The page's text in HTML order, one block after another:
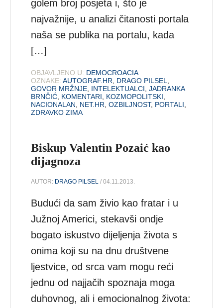
golem broj posjeta i, što je
najvažnije, u analizi čitanosti portala
naša se publika na portalu, kada
[…]
OBJAVLJENO U: DEMOCROACIA
OZNAKE: AUTOGRAF.HR, DRAGO PILSEL,
GOVOR MRŽNJE, INTELEKTUALCI,JADRANKA
BRNČIĆ, KOMENTARI, KOZMOPOLITSKI,
NACIONALAN, NET.HR,OZBILJNOST, PORTALI,
ZDRAVKO ZIMA
Biskup Valentin Pozaić kao
dijagnoza
AUTOR: DRAGO PILSEL / 04.11.2013.
Budući da sam živio kao fratar i u
Južnoj Americi, stekavši ondje
bogato iskustvo dijeljenja života s
onima koji su na dnu društvene
ljestvice, od srca vam mogu reći
jednu od najjačih spoznaja moga
duhovnog, ali i emocionalnog života: